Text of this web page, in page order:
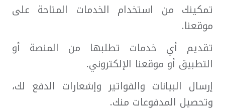
تمكينك من استخدام الخدمات المتاحة على
موقعنا.
تقديم أي خدمات تطلبها من المنصة أو
التطبيق أو موقعنا الإلكتروني.
إرسال البيانات والفواتير وإشعارات الدفع لك،
وتحصيل المدفوعات منك.